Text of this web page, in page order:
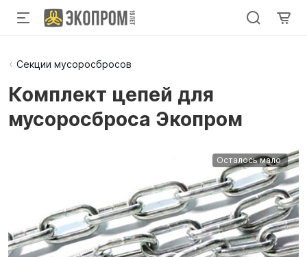
Секции мусоросбросов
Комплект цепей для
мусоросброса Экопром
Осталось мало